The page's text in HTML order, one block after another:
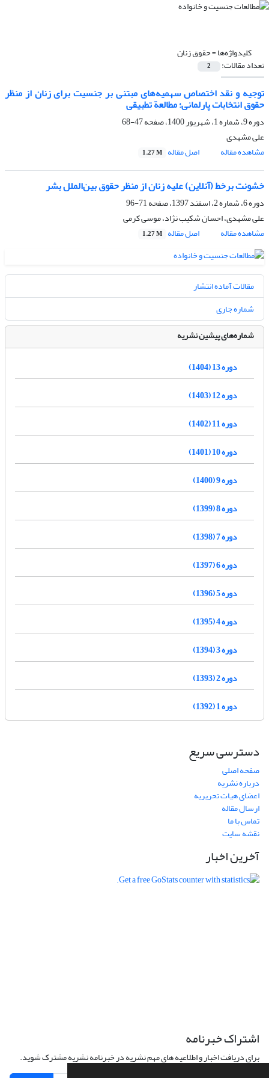
کلیدواژه‌ها =حقوق زنان
تعداد مقالات: 2
توجیه و نقد اختصاص سهمیه‌های مبتنی بر جنسیت برای زنان از منظر
حقوق انتخابات پارلمانی؛ مطالعة تطبیقی
دوره 9، شماره 1، شهریور 1400، صفحه
47-68
علی مشهدی
مشاهده مقاله
اصل مقاله 1.27 M
خشونت برخط (آنلاین) علیه زنان از منظر حقوق بین‌الملل بشر
دوره 6، شماره 2، اسفند 1397، صفحه
71-96
علی مشهدی، احسان شکیب نژاد، موسی کرمی
مشاهده مقاله
اصل مقاله 1.27 M
مقالات آماده انتشار
شماره جاری
شماره‌های پیشین نشریه
دوره 13 (1404)
دوره 12 (1403)
دوره 11 (1402)
دوره 10 (1401)
دوره 9 (1400)
دوره 8 (1399)
دوره 7 (1398)
دوره 6 (1397)
دوره 5 (1396)
دوره 4 (1395)
دوره 3 (1394)
دوره 2 (1393)
دوره 1 (1392)
دسترسی سریع
صفحه اصلی
درباره نشریه
اعضای هیات تحریریه
ارسال مقاله
تماس با ما
نقشه سایت
آخرین اخبار
اشتراک خبرنامه
برای دریافت اخبار و اطلاعیه های مهم نشریه در خبرنامه نشریه مشترک شوید.